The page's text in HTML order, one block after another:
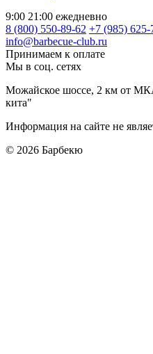
9:00 21:00 ежедневно
8 (800) 550-89-62 +7 (985) 625-
info@barbecue-club.ru
Принимаем к оплате
Мы в соц. сетях
Можайское шоссе, 2 км от
кита"
Информация на сайте не
© 2026 Барбекю